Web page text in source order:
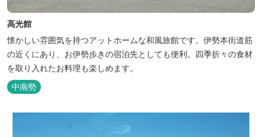
高光館
懐かしい雰囲気を持つアットホームな和風旅館です。伊勢本街道筋
の近くにあり、お伊勢歩きの宿泊先としても便利。四季折々の食材
を取り入れたお料理も楽しめます。
中南勢